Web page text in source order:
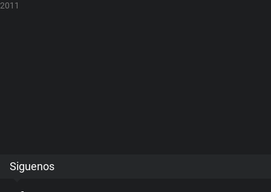
2011
Siguenos